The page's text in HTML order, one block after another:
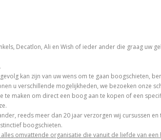
Decatlon, Ali en Wish of ieder ander die graag uw
kan zijn van uw wens om te gaan boogschieten,
u verschillende mogelijkheden, we bezoeken onze
te maken om direct een boog aan te kopen of een
reeds meer dan 20 jaar verzorgen wij cursussen
boogschieten.
omvattende organisatie die vanuit de liefde van